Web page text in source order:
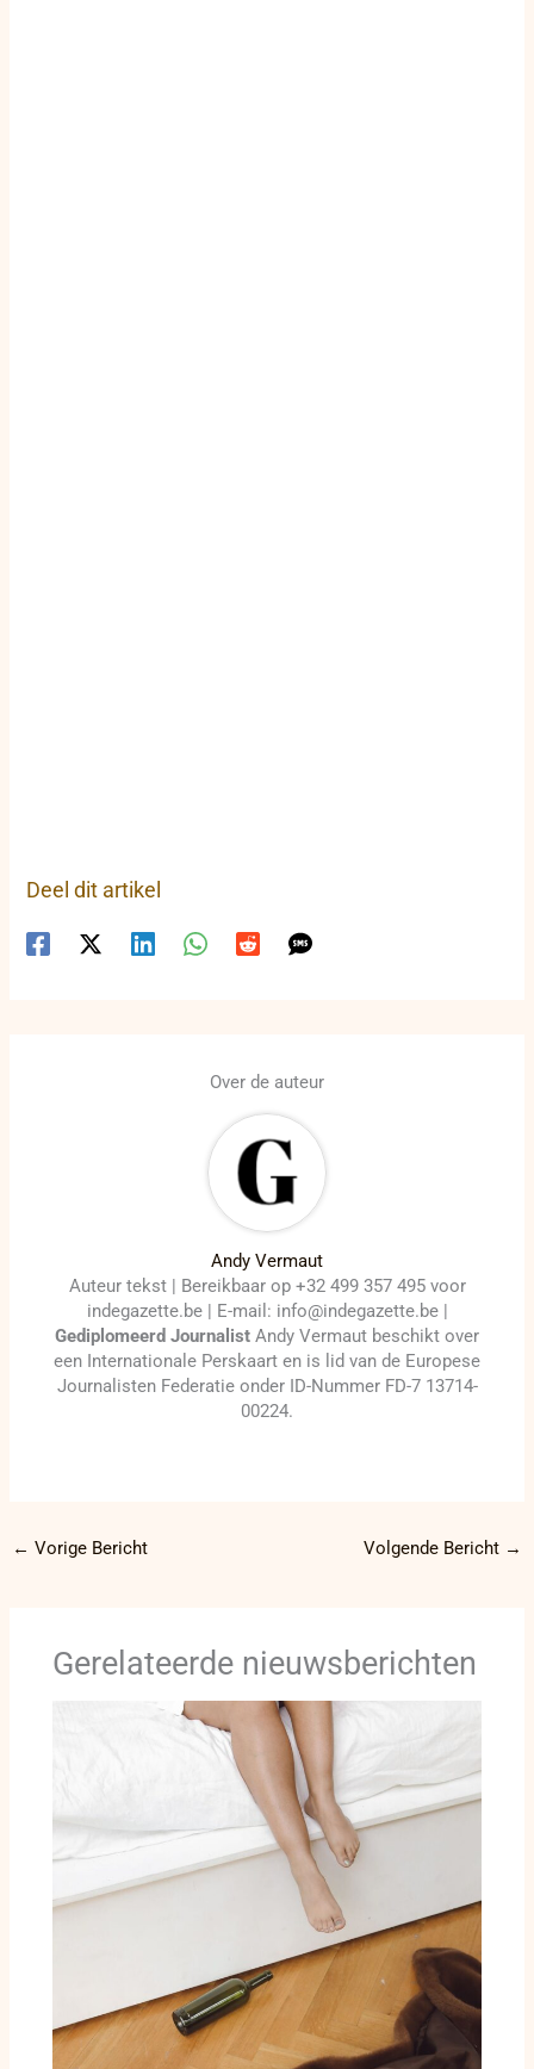
Deel dit artikel
Over de auteur
Andy Vermaut
Auteur tekst | Bereikbaar op +32 499 357 495 voor
indegazette.be | E-mail: info@indegazette.be |
Gediplomeerd Journalist Andy Vermaut beschikt over
een Internationale Perskaart en is lid van de Europese
Journalisten Federatie onder ID-Nummer FD-7 13714-
00224.
← Vorige Bericht Volgende Bericht →
Gerelateerde nieuwsberichten